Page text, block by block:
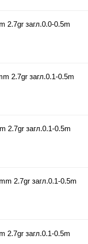
2.7gr загл.0.0-0.5m
2.7gr загл.0.1-0.5m
2.7gr загл.0.1-0.5m
2.7gr загл.0.1-0.5m
2.7gr загл.0.1-0.5m